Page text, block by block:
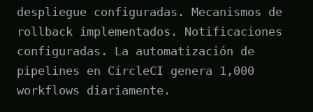
despliegue configuradas. Mecanismos de
rollback implementados. Notificaciones
configuradas. La automatización de
pipelines en CircleCI genera 1,000
workflows diariamente.